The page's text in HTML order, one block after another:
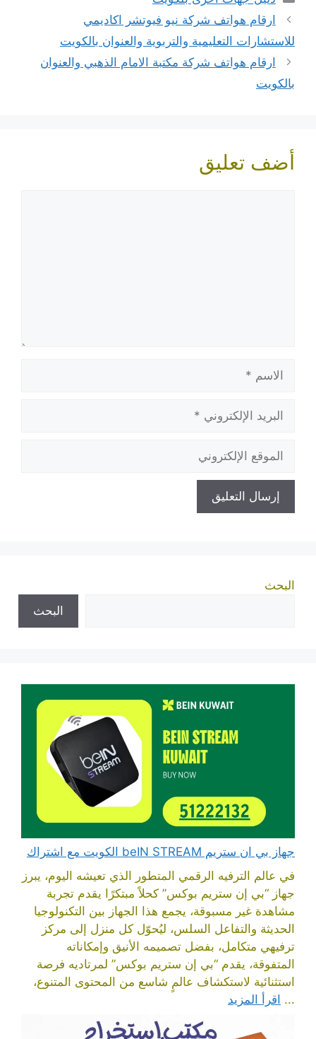
ارقام هواتف شركة نيو فيوتشر اكاديمي
للاستشارات التعليمية والتربوية والعنوان بالكويت
ارقام هواتف شركة مكتبة الامام الذهبي والعنوان
بالكويت
أضف تعليق
الإلكتروني
الإلكتروني
البحث
البحث
جهاز بي ان ستريم beIN STREAM الكويت مع اشتراك
في عالم الترفيه الرقمي المتطور الذي تعيشه اليوم، يبرز
جهاز “بي إن ستريم بوكس” كحلاً مبتكرًا يقدم تجربة
مشاهدة غير مسبوقة، يجمع هذا الجهاز بين التكنولوجيا
الحديثة والتفاعل السلس، ليُحوّل كل منزل إلى مركز
ترفيهي متكامل، بفضل تصميمه الأنيق وإمكاناته
المتفوقة، يقدم “بي إن ستريم بوكس” لمرتاديه فرصة
استثنائية لاستكشاف عالمٍ شاسع من المحتوى المتنوع،
... اقرأ المزيد